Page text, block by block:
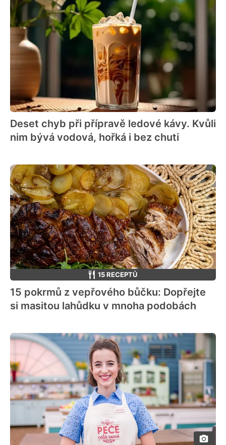
Deset chyb při přípravě ledové kávy. Kvůli
nim bývá vodová, hořká i bez chuti
15 RECEPTŮ
15 pokrmů z vepřového bůčku: Dopřejte
si masitou lahůdku v mnoha podobách